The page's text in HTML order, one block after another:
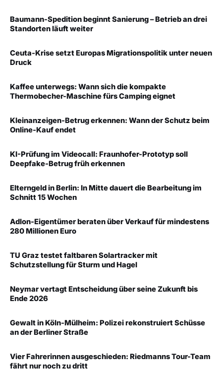
Baumann-Spedition beginnt Sanierung – Betrieb an drei
Standorten läuft weiter
Ceuta-Krise setzt Europas Migrationspolitik unter neuen
Druck
Kaffee unterwegs: Wann sich die kompakte
Thermobecher-Maschine fürs Camping eignet
Kleinanzeigen-Betrug erkennen: Wann der Schutz beim
Online-Kauf endet
KI-Prüfung im Videocall: Fraunhofer-Prototyp soll
Deepfake-Betrug früh erkennen
Elterngeld in Berlin: In Mitte dauert die Bearbeitung im
Schnitt 15 Wochen
Adlon-Eigentümer beraten über Verkauf für mindestens
280 Millionen Euro
TU Graz testet faltbaren Solartracker mit
Schutzstellung für Sturm und Hagel
Neymar vertagt Entscheidung über seine Zukunft bis
Ende 2026
Gewalt in Köln-Mülheim: Polizei rekonstruiert Schüsse
an der Berliner Straße
Vier Fahrerinnen ausgeschieden: Riedmanns Tour-Team
fährt nur noch zu dritt